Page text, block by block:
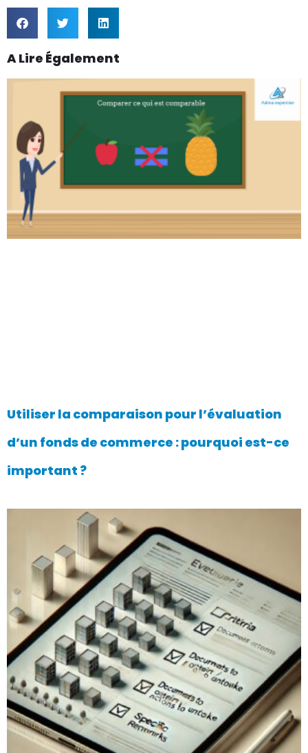
A Lire Également
Utiliser la comparaison pour l’évaluation
d’un fonds de commerce : pourquoi est-ce
important ?